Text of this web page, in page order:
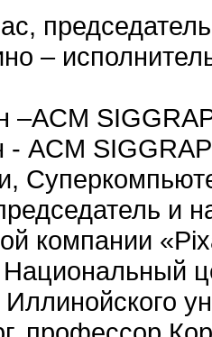
–
–ACM
- ACM
и
компании